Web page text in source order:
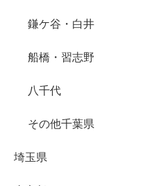
鎌ケ谷・白井
船橋・習志野
八千代
その他千葉県
埼玉県